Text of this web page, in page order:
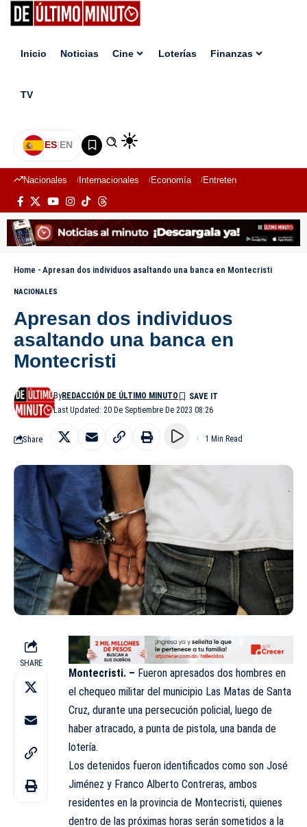
Inicio Noticias Cine Loterías Finanzas
TV
ES|EN
Nacionales Internacionales Economía Entretenimiento
Home - Apresan dos individuos asaltando una banca en Montecristi
NACIONALES
Apresan dos individuos
asaltando una banca en
Montecristi
Last Updated: 20 De Septiembre De 2023 08:26
ByREDACCIÓN DE ÚLTIMO MINUTO
Share 1 Min Read
SHARE
Montecristi. – Fueron apresados dos hombres en
el chequeo militar del municipio Las Matas de Santa
Cruz, durante una persecución policial, luego de
haber atracado, a punta de pistola, una banda de
lotería.
Los detenidos fueron identificados como son José
Jiménez y Franco Alberto Contreras, ambos
residentes en la provincia de Montecristi, quienes
dentro de las próximas horas serán sometidos a la